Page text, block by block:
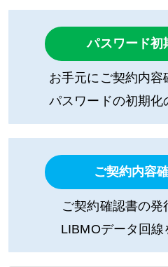
パスワード初
お手元にご契約内
パスワードの初期化
ご契約内容
ご契約確認書の
LIBMOデータ回